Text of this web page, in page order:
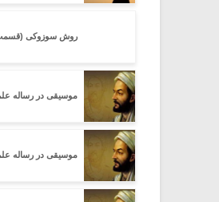
روش سوزوکی
موسیقی در رساله علم
موسیقی در رساله علم